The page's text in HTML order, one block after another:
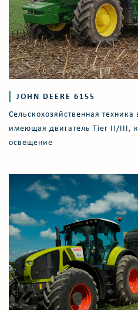
JOHN DEERE 6155
Сельскохозяйственная
имеющая двигатель Tier II/III,
освещение